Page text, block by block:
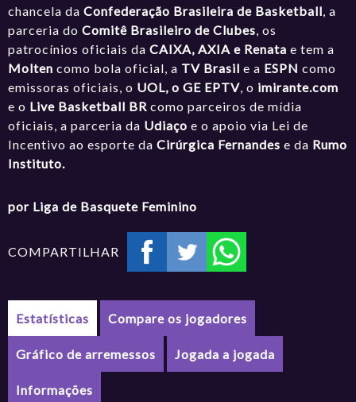
chancela daConfederação Brasileira de Basketball, a
parceria do Comitê Brasileiro de Clubes, os
patrocínios oficiais daCAIXA, AXIA e Renata e tem a
Molten como bola oficial, a TV Brasil e a ESPNcomo
emissoras oficiais, o UOL, o GE EPTV, o imirante.com
e o Live Basketball BR como parceiros de mídia
oficiais, a parceria da Udiaço e o apoio via Lei de
Incentivo ao esporte daCirúrgica Fernandes e da Rumo
Instituto.
por Liga de Basquete Feminino
COMPARTILHAR
Estatísticas Compare os jogadores
Gráfico de arremessos Jogada a jogada
Informações